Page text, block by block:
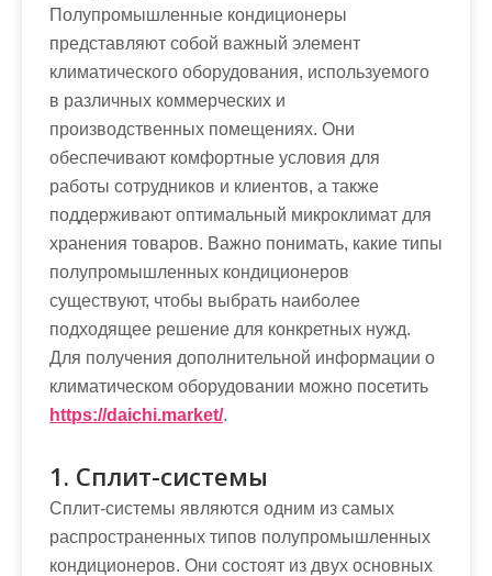
Полупромышленные кондиционеры
представляют собой важный элемент
климатического оборудования, используемого
в различных коммерческих и
производственных помещениях. Они
обеспечивают комфортные условия для
работы сотрудников и клиентов, а также
поддерживают оптимальный микроклимат для
хранения товаров. Важно понимать, какие типы
полупромышленных кондиционеров
существуют, чтобы выбрать наиболее
подходящее решение для конкретных нужд.
Для получения дополнительной информации о
климатическом оборудовании можно посетить
https://daichi.market/.
1. Сплит-системы
Сплит-системы являются одним из самых
распространенных типов полупромышленных
кондиционеров. Они состоят из двух основных